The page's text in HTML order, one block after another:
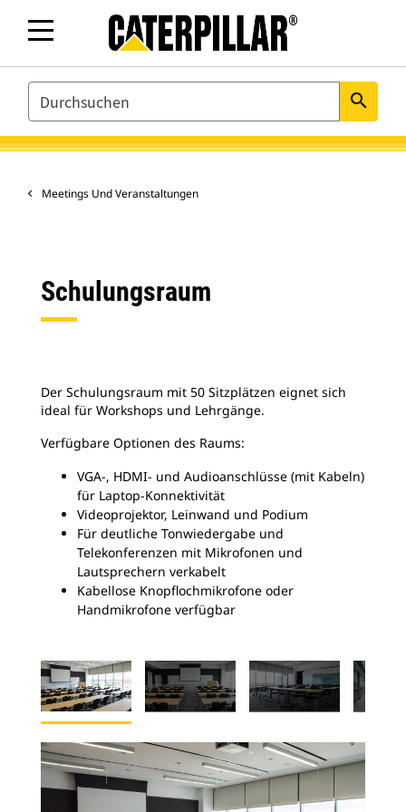
SEARCH search
Meetings Und Veranstaltungen
Schulungsraum
Der Schulungsraum mit 50 Sitzplätzen eignet sich
ideal für Workshops und Lehrgänge.
Verfügbare Optionen des Raums:
VGA-, HDMI- und Audioanschlüsse (mit Kabeln)
für Laptop-Konnektivität
Videoprojektor, Leinwand und Podium
Für deutliche Tonwiedergabe und
Telekonferenzen mit Mikrofonen und
Lautsprechern verkabelt
Kabellose Knopflochmikrofone oder
Handmikrofone verfügbar